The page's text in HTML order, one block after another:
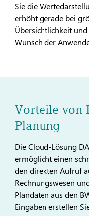
Sie die
erhöht gerade bei
Übersichtlichkeit
Wunsch der
Vorteile von
Planung
Die Cloud-Lösung
ermöglicht einen
den direkten Aufruf
Rechnungswesen
Plandaten aus den
Eingaben erstellen